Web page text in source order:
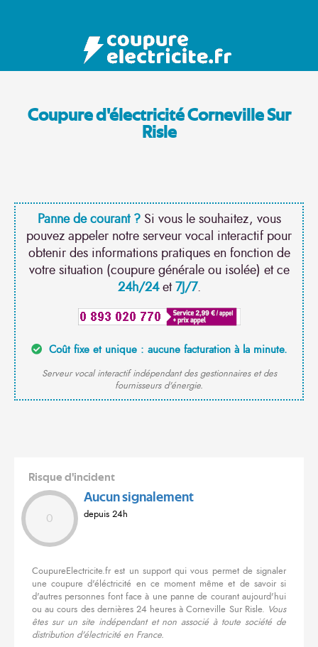
Coupure d'électricité Corneville Sur
Risle
Panne de courant ?Si vous le souhaitez, vous
pouvez appeler notre serveur vocal interactif pour
obtenir des informations pratiques en fonction de
votre situation (coupure générale ou isolée) et ce
24h/24et7J/7.
Coût fixe et unique : aucune facturation à la minute.
Serveur vocal interactif indépendant des gestionnaires et des
fournisseurs d'énergie.
Risque d'incident
0
Aucun signalement
depuis 24h
CoupureElectricite.fr est un support qui vous permet de signaler
une coupure d'éléctricité en ce moment même et de savoir si
d'autres personnes font face à une panne de courant aujourd'hui
ou au cours des dernières 24 heures à Corneville Sur Risle. Vous
êtes sur un site indépendant et non associé à toute société de
distribution d'électricité en France.